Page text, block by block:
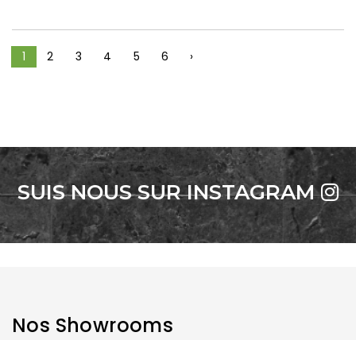
1 2 3 4 5 6 ›
SUIS NOUS SUR INSTAGRAM
Nos Showrooms